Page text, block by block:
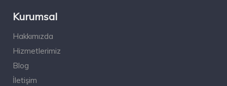
Kurumsal
Hakkımızda
Hizmetlerimiz
Blog
İletişim